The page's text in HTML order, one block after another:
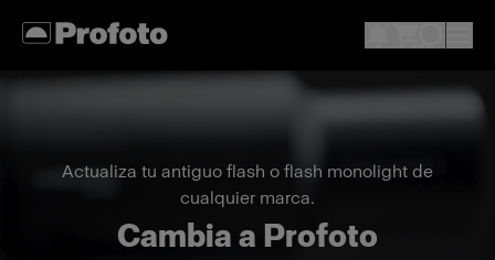
Actualiza tu antiguo flash o flash monolight de
cualquier marca.
Cambia a Profoto